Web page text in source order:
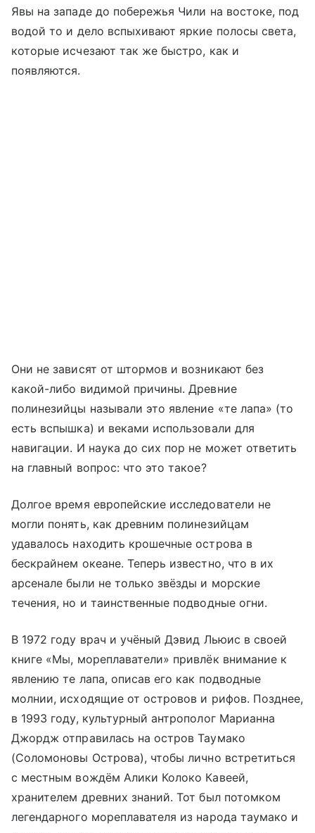
Явы на западе до побережья Чили на востоке, под
водой то и дело вспыхивают яркие полосы света,
которые исчезают так же быстро, как и
появляются.
Они не зависят от штормов и возникают без
какой-либо видимой причины. Древние
полинезийцы называли это явление «те лапа» (то
есть вспышка) и веками использовали для
навигации. И наука до сих пор не может ответить
на главный вопрос: что это такое?
Долгое время европейские исследователи не
могли понять, как древним полинезийцам
удавалось находить крошечные острова в
бескрайнем океане. Теперь известно, что в их
арсенале были не только звёзды и морские
течения, но и таинственные подводные огни.
В 1972 году врач и учёный Дэвид Льюис в своей
книге «Мы, мореплаватели» привлёк внимание к
явлению те лапа, описав его как подводные
молнии, исходящие от островов и рифов. Позднее,
в 1993 году, культурный антрополог Марианна
Джордж отправилась на остров Таумако
(Соломоновы Острова), чтобы лично встретиться
с местным вождём Алики Колоко Кавеей,
хранителем древних знаний. Тот был потомком
легендарного мореплавателя из народа таумако и